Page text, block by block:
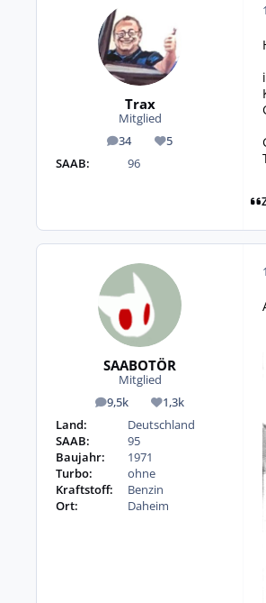
Trax
Mitglied
34
Beiträge 5
Reputation
SAAB:
96
SAABOTÖR
Mitglied
9,5k
Beiträge 1,3k
Reputation
Land:
Deutschland
SAAB:
95
Baujahr:
1971
Turbo:
ohne
Kraftstoff:
Benzin
Ort:
Daheim